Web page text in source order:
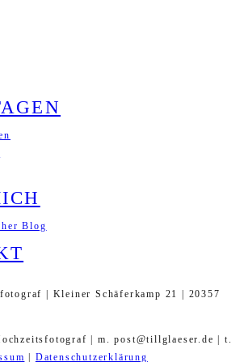
Blog
| Kleiner Schäferkamp 21 | 20357
| m. post@tillglaeser.de | t.
Datenschutzerklärung